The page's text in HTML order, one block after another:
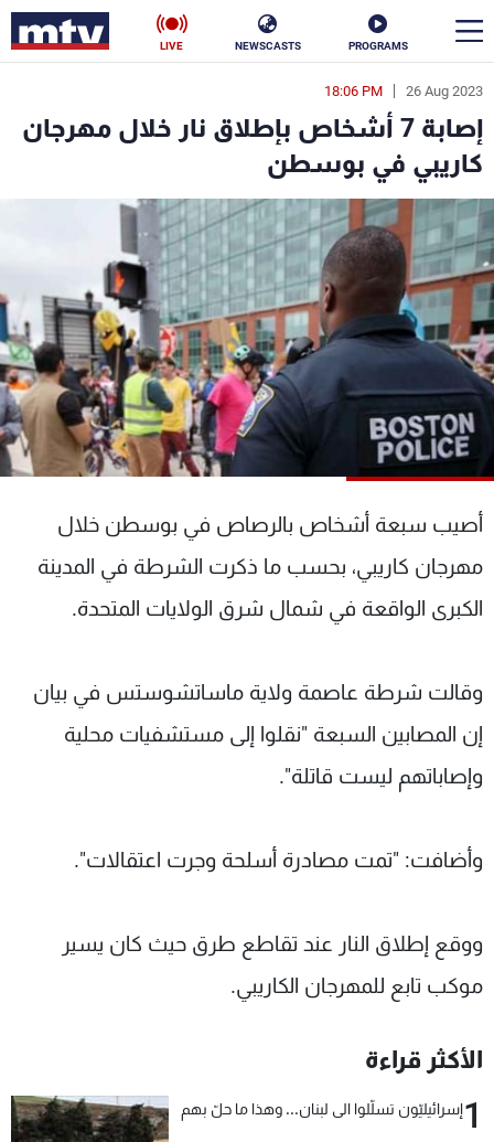
PROGRAMS
NEWSCASTS
LIVE
26 Aug 2023
18:06 PM
إصابة 7 أشخاص بإطلاق نار خلال مهرجان
كاريبي في بوسطن
أصيب سبعة أشخاص بالرصاص في بوسطن خلال
مهرجان كاريبي، بحسب ما ذكرت الشرطة في المدينة
الكبرى الواقعة في شمال شرق الولايات المتحدة.
وقالت شرطة عاصمة ولاية ماساتشوستس في بيان
إن المصابين السبعة "نقلوا إلى مستشفيات محلية
وإصاباتهم ليست قاتلة".
وأضافت: "تمت مصادرة أسلحة وجرت اعتقالات".
ووقع إطلاق النار عند تقاطع طرق حيث كان يسير
موكب تابع للمهرجان الكاريبي.
الأكثر قراءة
1إسرائيليّون تسلّلوا الى لبنان... وهذا ما حلّ بهم
en
الأخبار
سياسة ناس
إقتصاد فن
منوعات رياضة
كأس العالم
البرامج
شاهد البرامج
عن MTV
وظائف
سياسة الخصوصية